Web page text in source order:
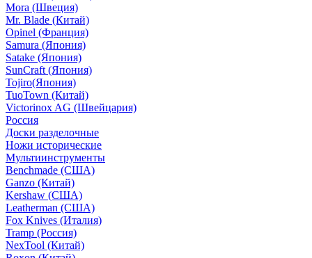
Mora (Швеция)
Mr. Blade (Китай)
Opinel (Франция)
Samura (Япония)
Satake (Япония)
SunCraft (Япония)
Tojiro(Япония)
TuoTown (Китай)
Victorinox AG (Швейцария)
Россия
Доски разделочные
Ножи исторические
Мультиинструменты
Benchmade (США)
Ganzo (Китай)
Kershaw (США)
Leatherman (США)
Fox Knives (Италия)
Tramp (Россия)
NexTool (Китай)